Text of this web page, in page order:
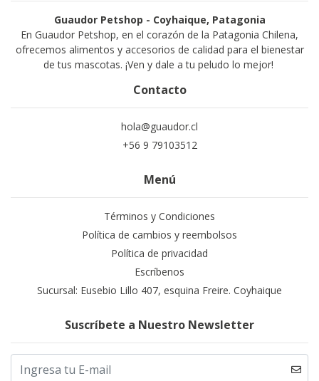
Guaudor Petshop - Coyhaique, Patagonia
En Guaudor Petshop, en el corazón de la Patagonia Chilena,
ofrecemos alimentos y accesorios de calidad para el bienestar
de tus mascotas. ¡Ven y dale a tu peludo lo mejor!
Contacto
hola@guaudor.cl
+56 9 79103512
Menú
Términos y Condiciones
Política de cambios y reembolsos
Política de privacidad
Escríbenos
Sucursal: Eusebio Lillo 407, esquina Freire. Coyhaique
Suscríbete a Nuestro Newsletter